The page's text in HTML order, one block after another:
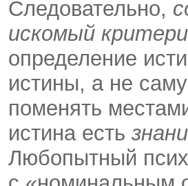
Следовательно,
искомый
определение
истины, а не
поменять
истина есть
Любопытный